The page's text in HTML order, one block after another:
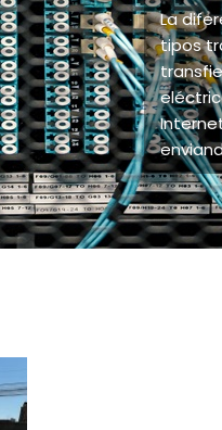
La
tipos
es un tipo de banda
red de fibras de vidrio
que se llaman
servicio de
ondas de luz.